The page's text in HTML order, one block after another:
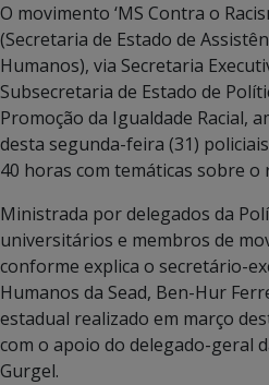
O movimento ‘MS Contra o
(Secretaria de Estado de
Humanos), via Secretaria
Subsecretaria de Estado de
Promoção da Igualdade Racial,
desta segunda-feira (31)
40 horas com temáticas sobre o
Ministrada por delegados da
universitários e membros de
conforme explica o secretário-
Humanos da Sead, Ben-Hur
estadual realizado em março
com o apoio do delegado-geral
Gurgel.